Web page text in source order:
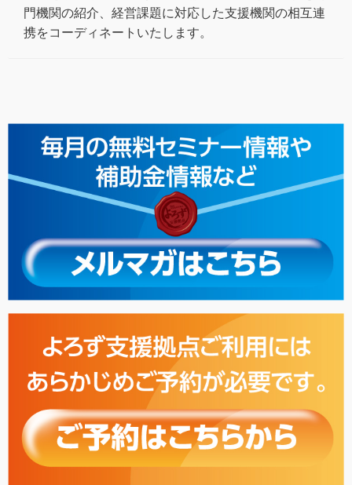
門機関の紹介、経営課題に対応した支援機関の相互連
携をコーディネートいたします。